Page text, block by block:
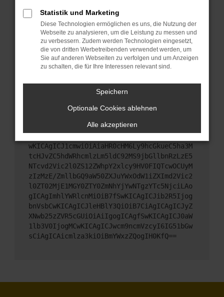
Sicherheitsrisiko, sondern kann auch dazu führen,
dass bestimmte Funktionen nicht mehr
unterstützt werden.
Wende dich an den Webseitenbetreiber.
Wenn du alle oben genannten Schritte versucht
hast, kontaktiere uns bitte. Wir werden versuchen,
das Problem zu beheben. Du kannst uns diesen
Text schicken, um uns bei der Fehlersuche zu
unterstützen:
ewogICJuYW1lIjogIk5ldHdvcmtFcnJvciIsCiAgI
mNvbmZpZyI6IHsKICAgICJtZXRob2QiOiAiR0VUIi
wKICAgICJ1cmwiOiAiaHR0cHM6Ly9hcGkueC5ha3M
tcHJvZC5hdWRhcmlzLm5ldC92MS9jbGllbnRzLzE5
NTcvd2Vic2l0ZS12ZWhpY2xlcy9HV0FIQTcwOCUyM
zIzMzE/ZmllbGQ9aW50ZXJuYWxOdW1iZXImd2Vic2
l0ZT02MjE1MGY0ZTY0ZmNhYjYwNTgzYTc5NjciLAo
gICAgImhlYWRlcnMiOiB7fSwKICAgICJib2R5Ijog
bnVsbCwKICAgICJleHBlY3QiOiB7CiAgICAgICJyZ
XNwb25zZVR5cGUiOiAiIgogICAgfSwKICAgICJ0aW
1lb3V0IjogMCwKICAgICJwcm9ncmVzcyI6IG51bGw
sCiAgICAicmlza3kiOiBmYWxzZQogIH0KfQ==
Statistik und Marketing
Diese Technologien ermöglichen es uns, die Nutzung der
Webseite zu analysieren, um die Leistung zu messen und
zu verbessern. Zudem werden Technologien eingesetzt,
die von dritten Werbetreibenden verwendet werden, um
Sie auf anderen Webseiten zu verfolgen und um Anzeigen
zu schalten, die für Ihre Interessen relevant sind.
Speichern
Optionale Cookies ablehnen
Alle akzeptieren